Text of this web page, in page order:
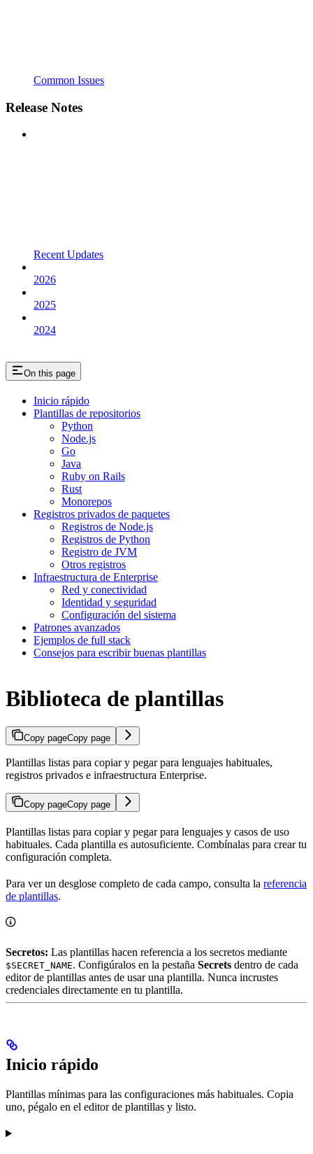
Common Issues
Release Notes
Recent Updates
2026
2025
2024
On this page
Inicio rápido
Plantillas de repositorios
Python
Node.js
Go
Java
Ruby on Rails
Rust
Monorepos
Registros privados de paquetes
Registros de Node.js
Registros de Python
Registro de JVM
Otros registros
Infraestructura de Enterprise
Red y conectividad
Identidad y seguridad
Configuración del sistema
Patrones avanzados
Ejemplos de full stack
Consejos para escribir buenas plantillas
Biblioteca de plantillas
Copy pageCopy page
Plantillas listas para copiar y pegar para lenguajes habituales,
registros privados e infraestructura Enterprise.
Copy pageCopy page
Plantillas listas para copiar y pegar para lenguajes y casos de uso
habituales. Cada plantilla es autosuficiente. Combínalas para crear tu
configuración completa.
Para ver un desglose completo de cada campo, consulta la referencia
de plantillas.
Secretos: Las plantillas hacen referencia a los secretos mediante
$SECRET_NAME. Configúralos en la pestaña Secrets dentro de cada
editor de plantillas antes de usar una plantilla. Nunca incrustes
credenciales directamente en tu plantilla.
Inicio rápido
Plantillas mínimas para las configuraciones más habituales. Copia
uno, pégalo en el editor de plantillas y listo.